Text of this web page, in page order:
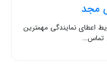
مجد
اعطای نمایندگی مهمترین
تماس...